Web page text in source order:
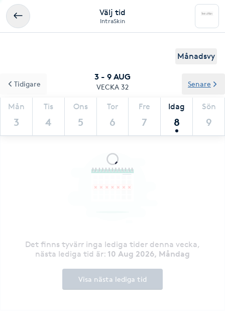
Välj tid
IntraSkin
Månadsvy
3 - 9 AUG
VECKA 32
Mån
3
Tis
4
Ons
5
Tor
6
Fre
7
Idag
8
Sön
9
Tidigare Senare
Det finns tyvärr inga lediga tider denna vecka,
nästa lediga tid är: 10 Aug 2026, Måndag
Visa nästa lediga tid